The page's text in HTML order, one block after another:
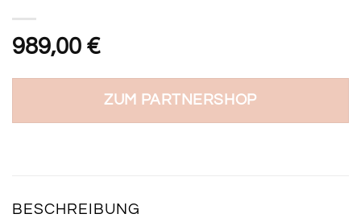
989,00 €
ZUM PARTNERSHOP
BESCHREIBUNG